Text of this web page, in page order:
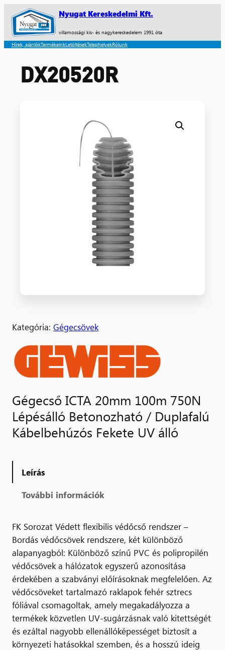
Nyugat Kereskedelmi Kft.
villamossági kis- és nagykereskedelem 1991 óta
Hírek, ajánlókTermékeinkLetöltésekTelephelyekRólunk
DX20520R
Kategória: Gégecsövek
Gégecső ICTA 20mm 100m 750N
Lépésálló Betonozható / Duplafalú
Kábelbehúzós Fekete UV álló
Leírás
További információk
FK Sorozat Védett flexibilis védőcső rendszer –
Bordás védőcsövek rendszere, két különböző
alapanyagból: Különböző színű PVC és polipropilén
védőcsövek a hálózatok egyszerű azonosítása
érdekében a szabványi előírásoknak megfelelően. Az
védőcsöveket tartalmazó raklapok fehér sztrecs
fóliával csomagoltak, amely megakadályozza a
termékek közvetlen UV-sugárzásnak való kitettségét
és ezáltal nagyobb ellenállóképességet biztosít a
környezeti hatásokkal szemben, és a hosszú ideig